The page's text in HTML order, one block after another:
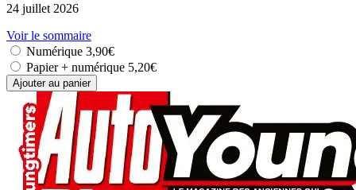
24 juillet 2026
Voir le sommaire
Numérique 3,90€
Papier + numérique 5,20€